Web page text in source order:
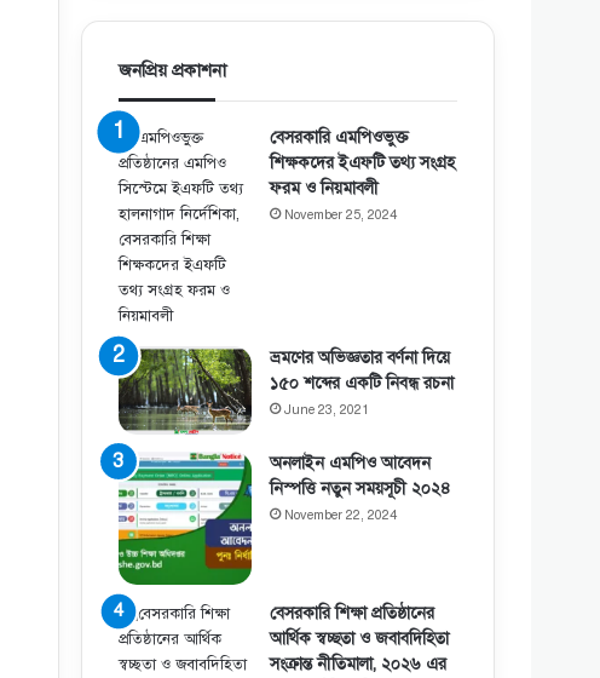
জনপ্রিয় প্রকাশনা
বেসরকারি এমপিওভুক্ত
শিক্ষকদের ইএফটি তথ্য সংগ্রহ
ফরম ও নিয়মাবলী
November 25, 2024
ভ্রমণের অভিজ্ঞতার বর্ণনা দিয়ে
১৫০ শব্দের একটি নিবন্ধ রচনা
June 23, 2021
অনলাইন এমপিও আবেদন
নিস্পত্তি নতুন সময়সূচী ২০২৪
November 22, 2024
বেসরকারি শিক্ষা প্রতিষ্ঠানের
আর্থিক স্বচ্ছতা ও জবাবদিহিতা
সংক্রান্ত নীতিমালা, ২০২৬ এর